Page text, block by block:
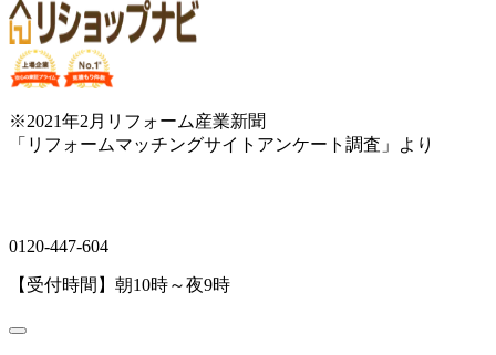
※2021年2月リフォーム産業新聞
「リフォームマッチングサイトアンケート調査」より
0120-447-604
【受付時間】朝10時～夜9時